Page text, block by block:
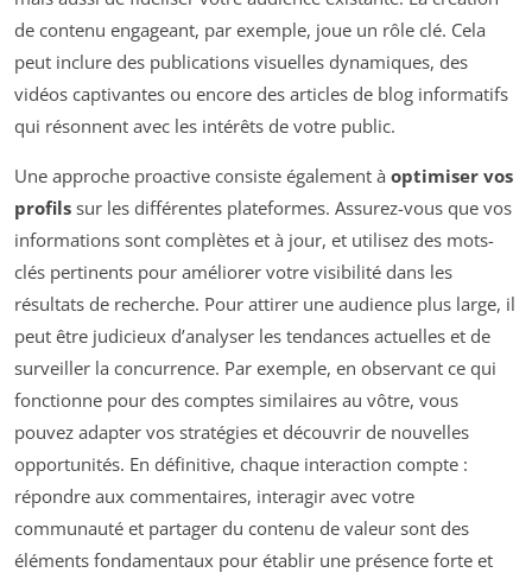
de contenu engageant, par exemple, joue un rôle clé. Cela
peut inclure des publications visuelles dynamiques, des
vidéos captivantes ou encore des articles de blog informatifs
qui résonnent avec les intérêts de votre public.
Une approche proactive consiste également à optimiser vos
profils sur les différentes plateformes. Assurez-vous que vos
informations sont complètes et à jour, et utilisez des mots-
clés pertinents pour améliorer votre visibilité dans les
résultats de recherche. Pour attirer une audience plus large, il
peut être judicieux d’analyser les tendances actuelles et de
surveiller la concurrence. Par exemple, en observant ce qui
fonctionne pour des comptes similaires au vôtre, vous
pouvez adapter vos stratégies et découvrir de nouvelles
opportunités. En définitive, chaque interaction compte :
répondre aux commentaires, interagir avec votre
communauté et partager du contenu de valeur sont des
éléments fondamentaux pour établir une présence forte et